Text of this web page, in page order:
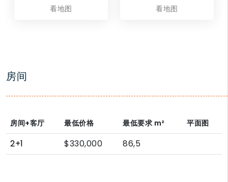
看地图 看地图
房间
房间+客厅 最低价格 最低要求 m² 平面图
2+1 $330,000 86,5